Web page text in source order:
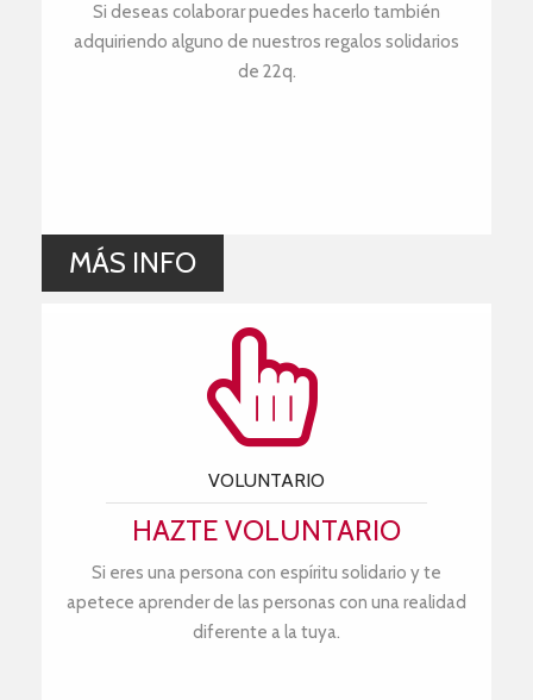
Si deseas colaborar puedes hacerlo también
adquiriendo alguno de nuestros regalos solidarios
de 22q.
MÁS INFO
VOLUNTARIO
HAZTE VOLUNTARIO
Si eres una persona con espíritu solidario y te
apetece aprender de las personas con una realidad
diferente a la tuya.